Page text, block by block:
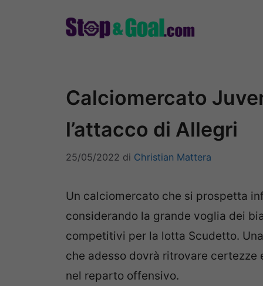
Calciomercato
l’attacco di Allegri
25/05/2022 di Christian Mattera
Un calciomercato che si prospetta
considerando la grande voglia dei
competitivi per la lotta Scudetto.
che adesso dovrà ritrovare
nel reparto offensivo.